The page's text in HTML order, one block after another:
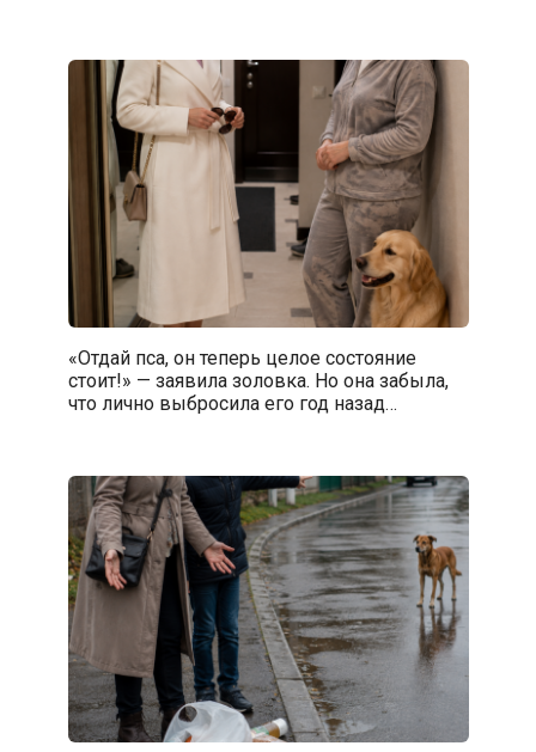
«Отдай пса, он теперь целое состояние
стоит!» — заявила золовка. Но она забыла,
что лично выбросила его год назад…